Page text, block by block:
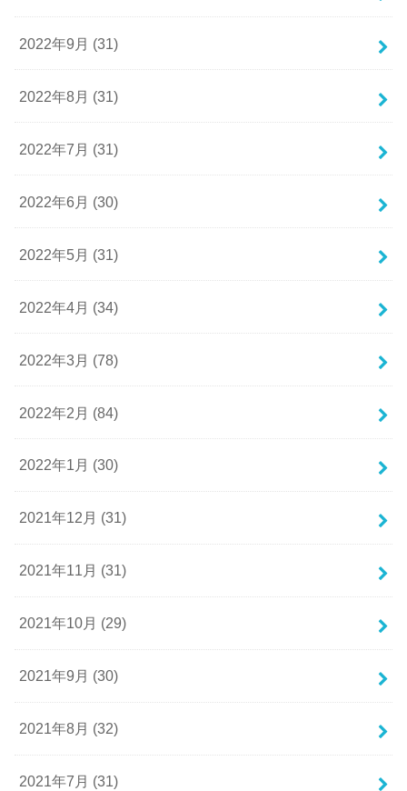
2022年9月 (31)
2022年8月 (31)
2022年7月 (31)
2022年6月 (30)
2022年5月 (31)
2022年4月 (34)
2022年3月 (78)
2022年2月 (84)
2022年1月 (30)
2021年12月 (31)
2021年11月 (31)
2021年10月 (29)
2021年9月 (30)
2021年8月 (32)
2021年7月 (31)